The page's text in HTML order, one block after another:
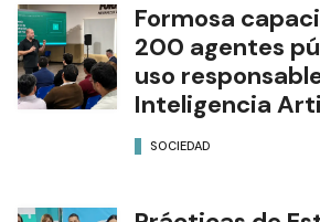
Formosa
200 agentes
uso
Inteligencia
SOCIEDAD